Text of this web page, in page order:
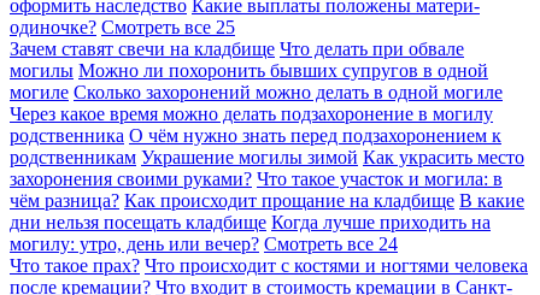
оформить наследство Какие выплаты положены матери-
одиночке? Смотреть все 25
Зачем ставят свечи на кладбище Что делать при обвале
могилы Можно ли похоронить бывших супругов в одной
могиле Сколько захоронений можно делать в одной могиле
Через какое время можно делать подзахоронение в могилу
родственника О чём нужно знать перед подзахоронением к
родственникам Украшение могилы зимой Как украсить место
захоронения своими руками? Что такое участок и могила: в
чём разница? Как происходит прощание на кладбище В какие
дни нельзя посещать кладбище Когда лучше приходить на
могилу: утро, день или вечер? Смотреть все 24
Что такое прах? Что происходит с костями и ногтями человека
после кремации? Что входит в стоимость кремации в Санкт-